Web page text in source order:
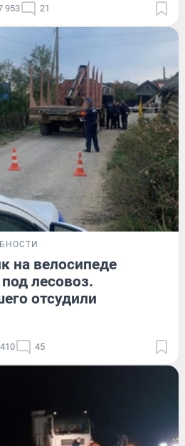
953 21
на велосипеде
лесовоз.
отсудили
45